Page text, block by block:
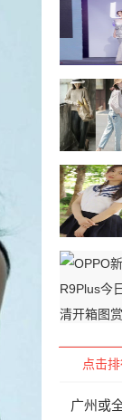
点击
广州或